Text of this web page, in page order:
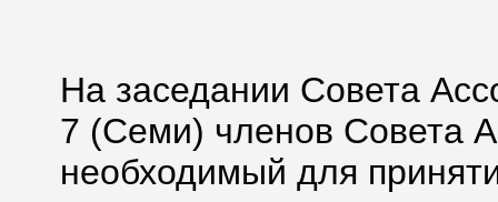
На заседании Совета
7 (Семи) членов Совета
необходимый для